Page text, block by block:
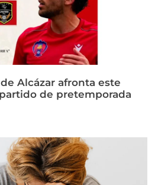
Alcázar afronta este
de pretemporada